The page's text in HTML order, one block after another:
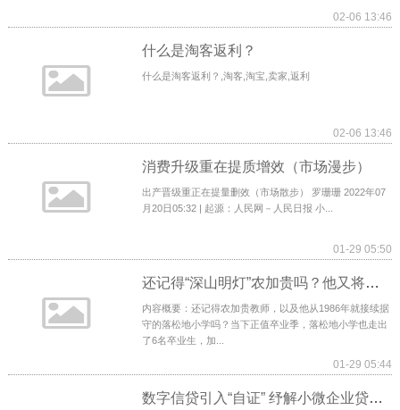
02-06 13:46
什么是淘客返利？
什么是淘客返利？,淘客,淘宝,卖家,返利
02-06 13:46
消费升级重在提质增效（市场漫步）
出产晋级重正在提量删效（市场散步） 罗珊珊 2022年07
月20日05:32 | 起源：人民网－人民日报 小...
01-29 05:50
还记得“深山明灯”农加贵吗？他又将一届学生送出了大山
内容概要：还记得农加贵教师，以及他从1986年就接续据
守的落松地小学吗？当下正值卒业季，落松地小学也走出
了6名卒业生，加...
01-29 05:44
数字信贷引入“自证” 纾解小微企业贷款难题